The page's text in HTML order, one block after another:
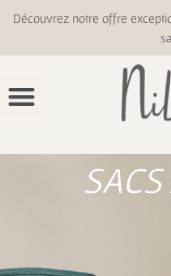
Découvrez notre offre